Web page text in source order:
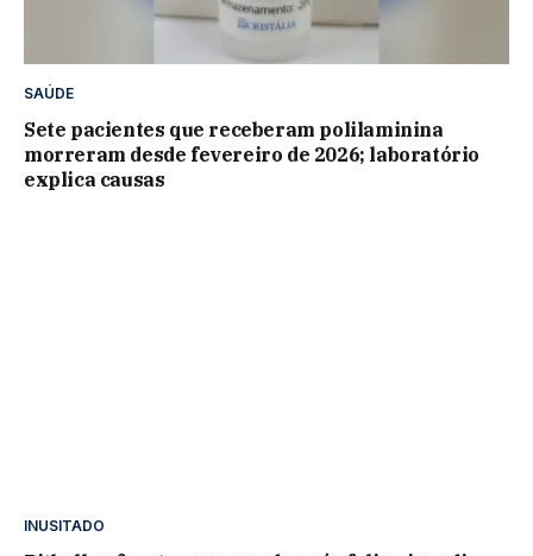
SAÚDE
Sete pacientes que receberam polilaminina
morreram desde fevereiro de 2026; laboratório
explica causas
INUSITADO